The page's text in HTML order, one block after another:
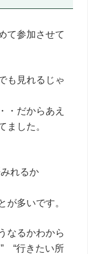
て参加させて
も見れるじゃ
・だからあえ
ました。
れるか
が多いです。
なるかわから
“行きたい所